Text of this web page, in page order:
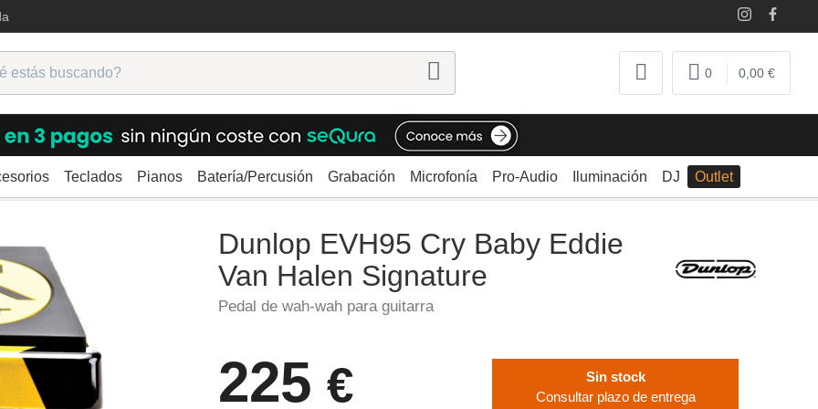
0 0,00 €
Teclados Pianos Batería/Percusión Grabación Microfonía Pro-Audio Iluminación DJ Outlet
Wah Dunlop EVH95 Cry Baby Eddie Van Halen Signature
Dunlop EVH95 Cry Baby Eddie
Van Halen Signature
Pedal de wah-wah para guitarra
225 €
Sin stock
Consultar plazo de entrega